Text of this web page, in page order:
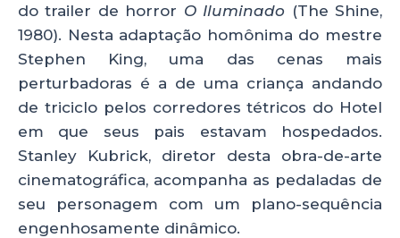
do trailer de horror O Iluminado (The Shine,
1980). Nesta adaptação homônima do mestre
Stephen King, uma das cenas mais
perturbadoras é a de uma criança andando
de triciclo pelos corredores tétricos do Hotel
em que seus pais estavam hospedados.
Stanley Kubrick, diretor desta obra-de-arte
cinematográfica, acompanha as pedaladas de
seu personagem com um plano-sequência
engenhosamente dinâmico.